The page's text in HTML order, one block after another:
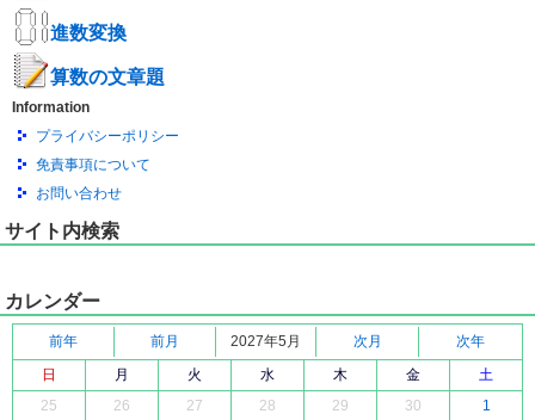
進数変換
算数の文章題
Information
プライバシーポリシー
免責事項について
お問い合わせ
サイト内検索
カレンダー
前年 前月 2027年5月 次月
次年
日
月 火 水 木 金
土
25
26 27 28 29 30 1